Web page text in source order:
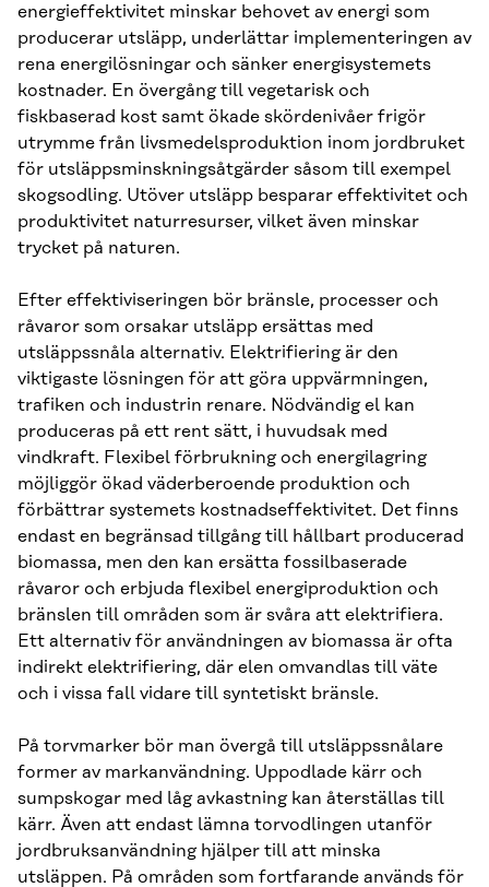
energieffektivitet minskar behovet av energi som
producerar utsläpp, underlättar implementeringen av
rena energilösningar och sänker energisystemets
kostnader. En övergång till vegetarisk och
fiskbaserad kost samt ökade skördenivåer frigör
utrymme från livsmedelsproduktion inom jordbruket
för utsläppsminskningsåtgärder såsom till exempel
skogsodling. Utöver utsläpp besparar effektivitet och
produktivitet naturresurser, vilket även minskar
trycket på naturen.
Efter effektiviseringen bör bränsle, processer och
råvaror som orsakar utsläpp ersättas med
utsläppssnåla alternativ. Elektrifiering är den
viktigaste lösningen för att göra uppvärmningen,
trafiken och industrin renare. Nödvändig el kan
produceras på ett rent sätt, i huvudsak med
vindkraft. Flexibel förbrukning och energilagring
möjliggör ökad väderberoende produktion och
förbättrar systemets kostnadseffektivitet. Det finns
endast en begränsad tillgång till hållbart producerad
biomassa, men den kan ersätta fossilbaserade
råvaror och erbjuda flexibel energiproduktion och
bränslen till områden som är svåra att elektrifiera.
Ett alternativ för användningen av biomassa är ofta
indirekt elektrifiering, där elen omvandlas till väte
och i vissa fall vidare till syntetiskt bränsle.
På torvmarker bör man övergå till utsläppssnålare
former av markanvändning. Uppodlade kärr och
sumpskogar med låg avkastning kan återställas till
kärr. Även att endast lämna torvodlingen utanför
jordbruksanvändning hjälper till att minska
utsläppen. På områden som fortfarande används för